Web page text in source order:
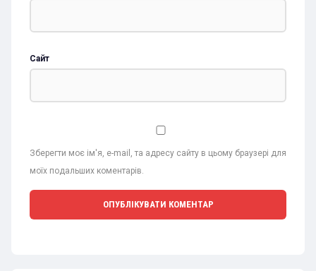
Сайт
Зберегти моє ім'я, e-mail, та адресу сайту в цьому браузері для
моїх подальших коментарів.